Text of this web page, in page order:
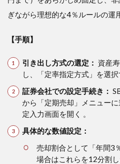
ぎながら理想的な4％ルールの運
【手順】
引き出し方式の選定： 資産
し、「定率指定方式」を選択
証券会社での設定手続き：
から「定期売却」メニュー
定入力画面を開く 。
具体的な数値設定：
売却割合として「年間3
場合はこれらを12分割